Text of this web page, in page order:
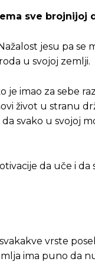
sve brojnijoj
jesu pa se
u svojoj zemlji.
je imao za sebe
život u stranu
svako u svojoj
da uče i
vrste
ima puno da